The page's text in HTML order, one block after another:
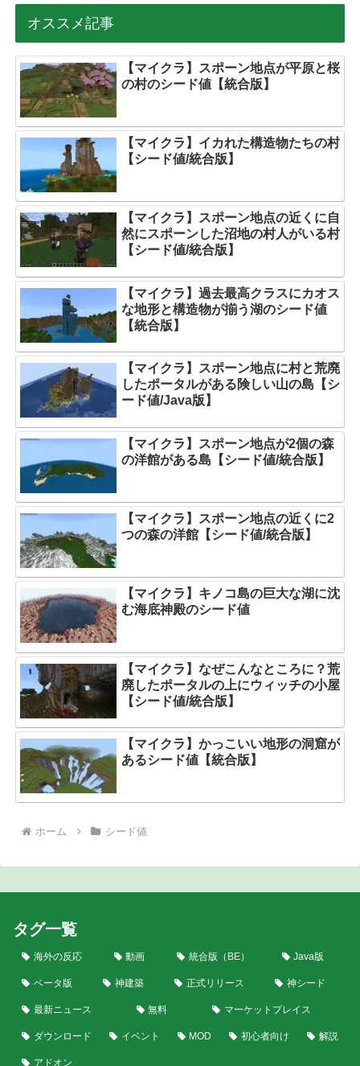
オススメ記事
【マイクラ】スポーン地点が平原と桜
の村のシード値【統合版】
【マイクラ】イカれた構造物たちの村
【シード値/統合版】
【マイクラ】スポーン地点の近くに自
然にスポーンした沼地の村人がいる村
【シード値/統合版】
【マイクラ】過去最高クラスにカオス
な地形と構造物が揃う湖のシード値
【統合版】
【マイクラ】スポーン地点に村と荒廃
したポータルがある険しい山の島【シ
ード値/Java版】
【マイクラ】スポーン地点が2個の森
の洋館がある島【シード値/統合版】
【マイクラ】スポーン地点の近くに2
つの森の洋館【シード値/統合版】
【マイクラ】キノコ島の巨大な湖に沈
む海底神殿のシード値
【マイクラ】なぜこんなところに？荒
廃したポータルの上にウィッチの小屋
【シード値/統合版】
【マイクラ】かっこいい地形の洞窟が
あるシード値【統合版】
ホーム シード値
タグ一覧
海外の反応 動画 統合版（BE） Java版
ベータ版 神建築 正式リリース 神シード
最新ニュース 無料 マーケットプレイス
ダウンロード イベント MOD 初心者向け 解説
アドオン